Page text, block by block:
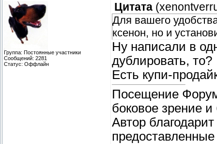
Группа: Постоянные участники
Сообщений: 2281
Статус: Оффлайн
Цитата (
Для вашего
ксенон, но и
Ну написали в
дублировать, то?
Есть купи-
Посещение
боковое зрение и
Автор